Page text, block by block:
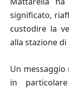
significato,
custodire la
alla stazione di
Un
in